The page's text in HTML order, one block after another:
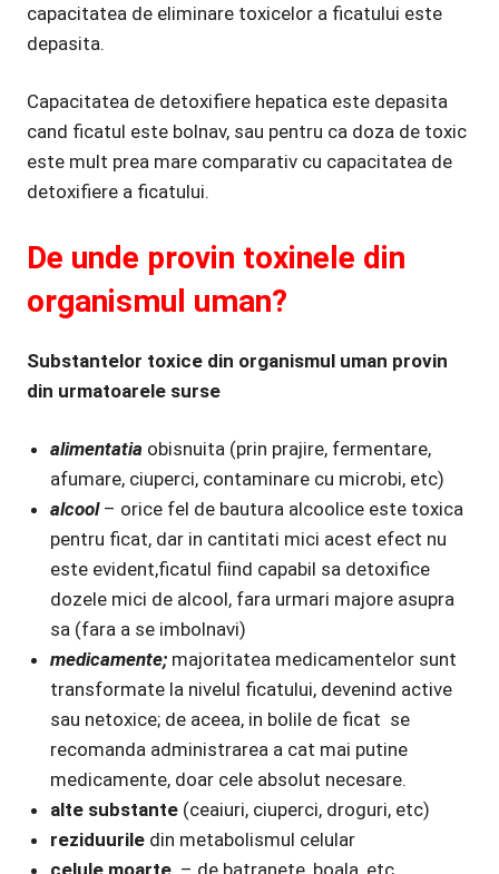
capacitatea de eliminare toxicelor a ficatului este
depasita.
Capacitatea de detoxifiere hepatica este depasita
cand ficatul este bolnav, sau pentru ca doza de toxic
este mult prea mare comparativ cu capacitatea de
detoxifiere a ficatului.
De unde provin toxinele din
organismul uman?
Substantelor toxice din organismul uman provin
din urmatoarele surse
alimentatia obisnuita (prin prajire, fermentare,
afumare, ciuperci, contaminare cu microbi, etc)
alcool – orice fel de bautura alcoolice este toxica
pentru ficat, dar in cantitati mici acest efect nu
este evident,ficatul fiind capabil sa detoxifice
dozele mici de alcool, fara urmari majore asupra
sa (fara a se imbolnavi)
medicamente; majoritatea medicamentelor sunt
transformate la nivelul ficatului, devenind active
sau netoxice; de aceea, in bolile de ficat se
recomanda administrarea a cat mai putine
medicamente, doar cele absolut necesare.
alte substante (ceaiuri, ciuperci, droguri, etc)
reziduurile din metabolismul celular